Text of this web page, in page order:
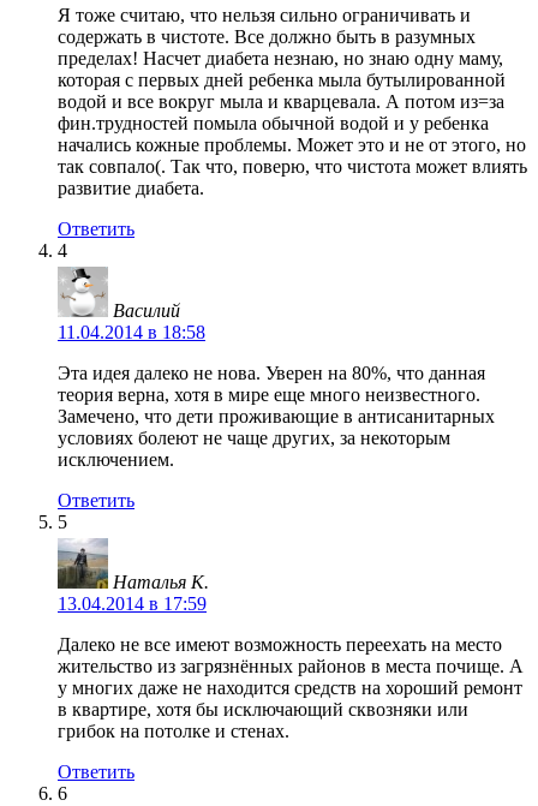
Я тоже считаю, что нельзя сильно ограничивать и
содержать в чистоте. Все должно быть в разумных
пределах! Насчет диабета незнаю, но знаю одну маму,
которая с первых дней ребенка мыла бутылированной
водой и все вокруг мыла и кварцевала. А потом из=за
фин.трудностей помыла обычной водой и у ребенка
начались кожные проблемы. Может это и не от этого, но
так совпало(. Так что, поверю, что чистота может влиять
развитие диабета.
Ответить
4
Василий
11.04.2014 в 18:58
Эта идея далеко не нова. Уверен на 80%, что данная
теория верна, хотя в мире еще много неизвестного.
Замечено, что дети проживающие в антисанитарных
условиях болеют не чаще других, за некоторым
исключением.
Ответить
5
Наталья К.
13.04.2014 в 17:59
Далеко не все имеют возможность переехать на место
жительство из загрязнённых районов в места почище. А
у многих даже не находится средств на хороший ремонт
в квартире, хотя бы исключающий сквозняки или
грибок на потолке и стенах.
Ответить
6